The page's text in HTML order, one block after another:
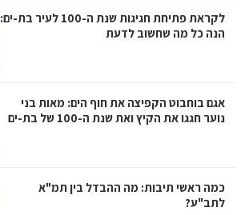
לקראת פתיחת חגיגות שנת ה-100 לעיר בת-ים:
הנה כל מה שחשוב לדעת
אגם בוחבוט הקפיצה את חוף הים: מאות בני
נוער חגגו את הקיץ ואת שנת ה-100 של בת-ים
כמה ראשי תיבות: מה ההבדל בין תמ"א
לתב"ע?